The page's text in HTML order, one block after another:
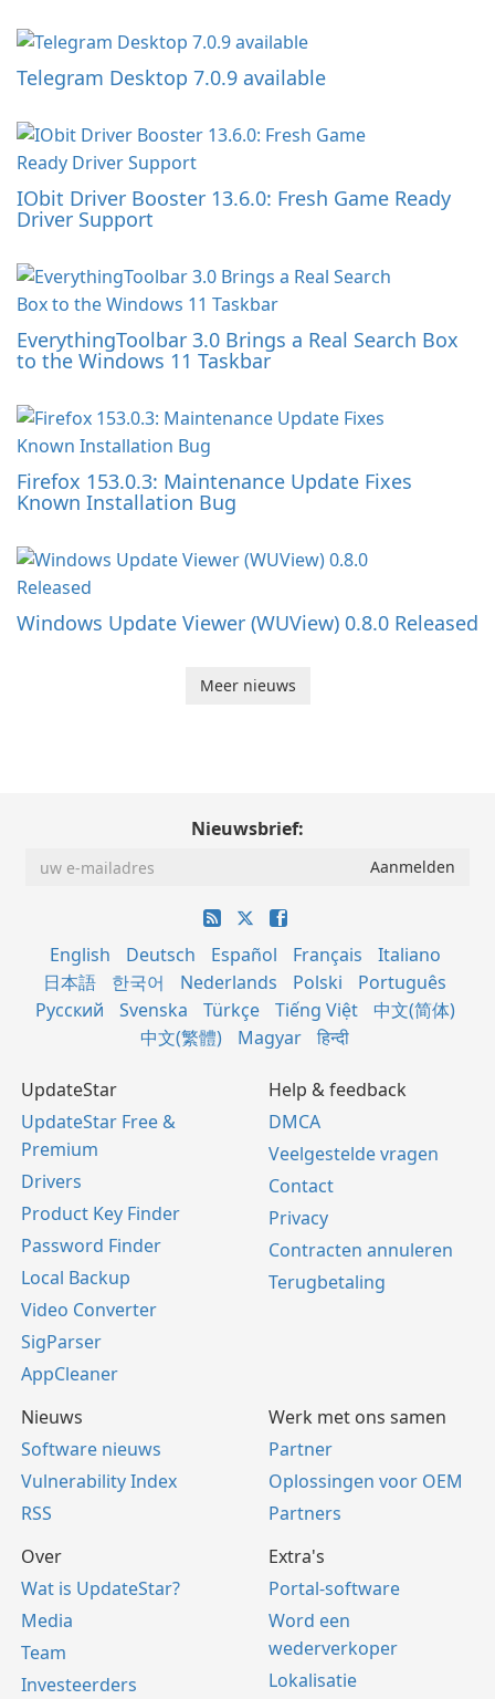
Telegram Desktop 7.0.9 available
IObit Driver Booster 13.6.0: Fresh Game Ready
Driver Support
EverythingToolbar 3.0 Brings a Real Search Box
to the Windows 11 Taskbar
Firefox 153.0.3: Maintenance Update Fixes
Known Installation Bug
Windows Update Viewer (WUView) 0.8.0 Released
Meer nieuws
Nieuwsbrief:
English Deutsch Español Français
Italiano
日本語
한국어 Nederlands Polski
Português
Русский
Svenska Türkçe Tiếng Việt
中文(简体)
中文(繁體)
Magyar हिन्दी
UpdateStar
UpdateStar Free &
Premium
Drivers
Product Key Finder
Password Finder
Local Backup
Video Converter
SigParser
AppCleaner
Help & feedback
DMCA
Veelgestelde vragen
Contact
Privacy
Contracten annuleren
Terugbetaling
Nieuws
Software nieuws
Vulnerability Index
RSS
Werk met ons samen
Partner
Oplossingen voor OEM
Partners
Over
Wat is UpdateStar?
Media
Team
Investeerders
Extra's
Portal-software
Word een
wederverkoper
Lokalisatie